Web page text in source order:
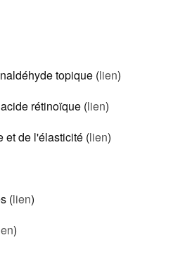
topique (lien)
rétinoïque (lien)
et de l'élasticité (lien)
(lien)
)